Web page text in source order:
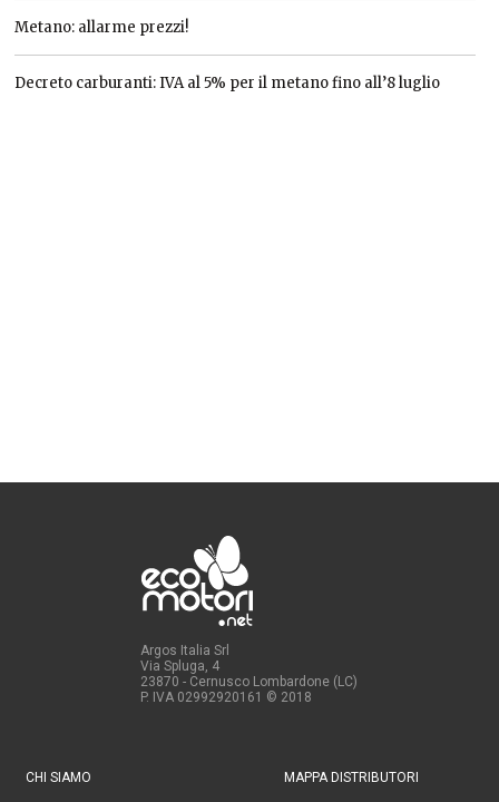
Metano: allarme prezzi!
Decreto carburanti: IVA al 5% per il metano fino all’8 luglio
Argos Italia Srl
Via Spluga, 4
23870 - Cernusco Lombardone (LC)
P. IVA 02992920161 © 2018
CHI SIAMO MAPPA DISTRIBUTORI